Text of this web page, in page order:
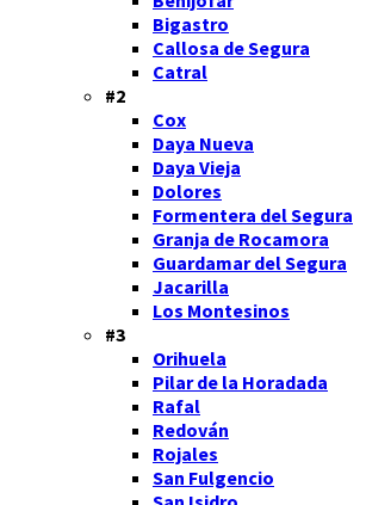
Bigastro
Callosa de Segura
Catral
#2
Cox
Daya Nueva
Daya Vieja
Dolores
Formentera del Segura
Granja de Rocamora
Guardamar del Segura
Jacarilla
Los Montesinos
#3
Orihuela
Pilar de la Horadada
Rafal
Redován
Rojales
San Fulgencio